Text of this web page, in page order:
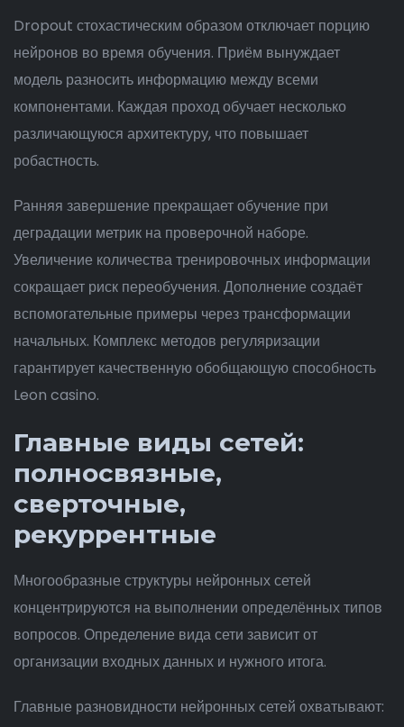
Dropout стохастическим образом отключает порцию
нейронов во время обучения. Приём вынуждает
модель разносить информацию между всеми
компонентами. Каждая проход обучает несколько
различающуюся архитектуру, что повышает
робастность.
Ранняя завершение прекращает обучение при
деградации метрик на проверочной наборе.
Увеличение количества тренировочных информации
сокращает риск переобучения. Дополнение создаёт
вспомогательные примеры через трансформации
начальных. Комплекс методов регуляризации
гарантирует качественную обобщающую способность
Leon casino.
Главные виды сетей:
полносвязные,
сверточные,
рекуррентные
Многообразные структуры нейронных сетей
концентрируются на выполнении определённых типов
вопросов. Определение вида сети зависит от
организации входных данных и нужного итога.
Главные разновидности нейронных сетей охватывают: